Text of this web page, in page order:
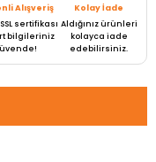
Alışveriş
SSL sertifikası
bilgileriniz
Kolay İade
Aldığınız ürünleri
kolayca iade
edebilirsiniz.